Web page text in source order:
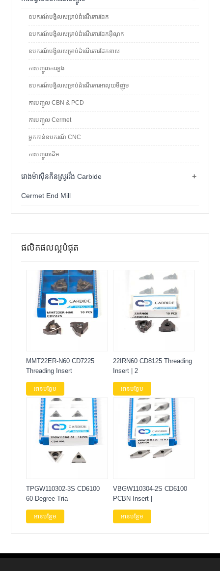
ឧបករណ៍បង្វិលសម្រាប់ដំណើរការដែក
ឧបករណ៍បង្វិលសម្រាប់ដំណើរការដែកអ៊ីណុក
ឧបករណ៍បង្វិលសម្រាប់ដំណើរការដែកខាស
ការបញ្ចូលការខួង
ឧបករណ៍បង្វិលសម្រាប់ដំណើរការអាលុយមីញ៉ូម
ការបញ្ចូល CBN & PCD
ការបញ្ចូល Cermet
អ្នកកាន់ឧបករណ៍ CNC
ការបញ្ចូលដើម
+
រោងម៉ាស៊ីនកិនស្រូវរឹង Carbide
Cermet End Mill
ផលិតផលល្អបំផុត
MMT22ER-N60 CD7225
Threading Insert
អានបន្ថែម
22IRN60 CD8125 Threading
Insert | 2
អានបន្ថែម
TPGW110302-3S CD6100
60-Degree Tria
អានបន្ថែម
VBGW110304-2S CD6100
PCBN Insert |
អានបន្ថែម